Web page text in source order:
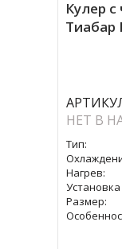
Кулер
Тиабар
НЕТ В
Тип:
Нагрев:
Размер: